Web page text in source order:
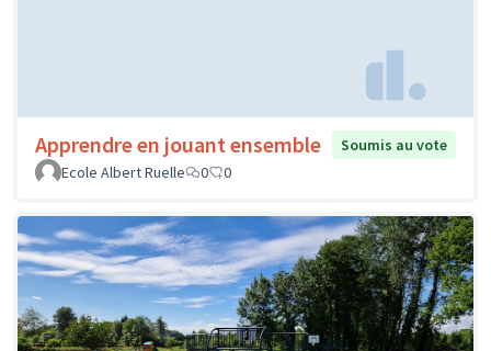
Apprendre en jouant ensemble
Soumis au vote
Ecole Albert Ruelle
0 0